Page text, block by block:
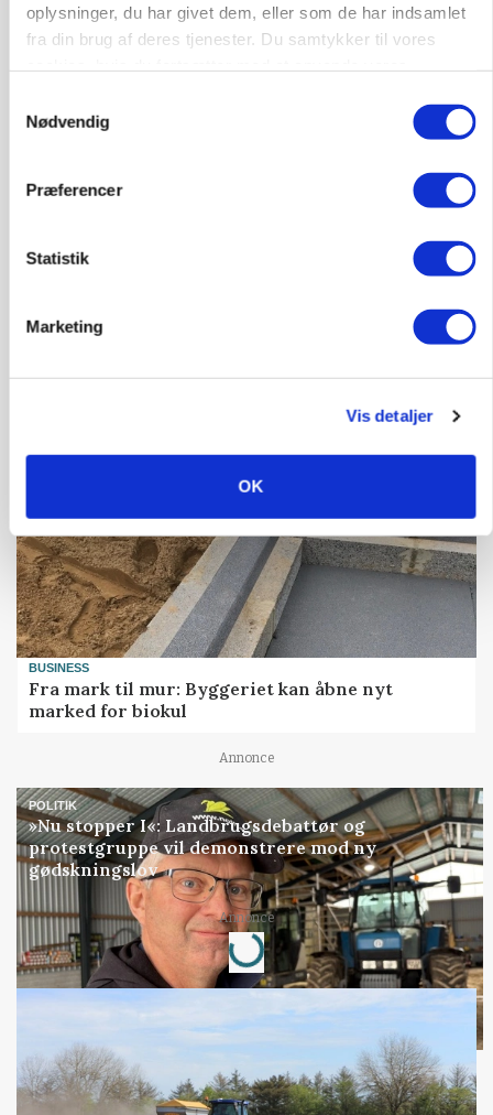
oplysninger, du har givet dem, eller som de har indsamlet
fra din brug af deres tjenester. Du samtykker til vores
Nødvendig
Præferencer
Statistik
Marketing
Vis detaljer
OK
Russisk mælkepris dykker 23 procent
BUSINESS
Fra mark til mur: Byggeriet kan åbne nyt
marked for biokul
Annonce
POLITIK
»Nu stopper I«: Landbrugsdebattør og
protestgruppe vil demonstrere mod ny
gødskningslov
Annonce
Loading...